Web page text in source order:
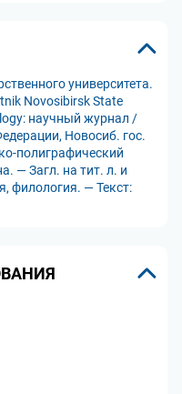
университета.
Novosibirsk State
научный журнал /
Новосиб. гос.
полиграфический
— Загл. на тит. л. и
филология. — Текст: